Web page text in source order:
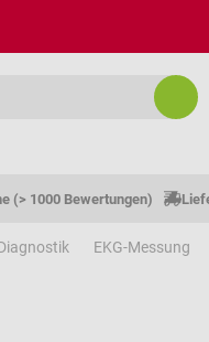
(> 1000 Bewertungen)
EKG-Messung